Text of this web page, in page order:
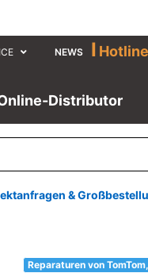
NEWS I
Distributor
&
33!
Reparaturen von